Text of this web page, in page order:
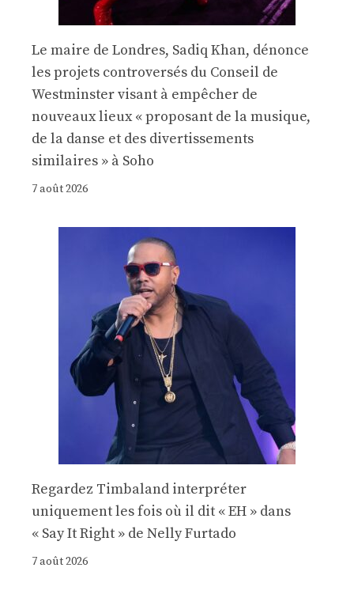
Le maire de Londres, Sadiq Khan, dénonce
les projets controversés du Conseil de
Westminster visant à empêcher de
nouveaux lieux « proposant de la musique,
de la danse et des divertissements
similaires » à Soho
7 août 2026
Regardez Timbaland interpréter
uniquement les fois où il dit « EH » dans
« Say It Right » de Nelly Furtado
7 août 2026